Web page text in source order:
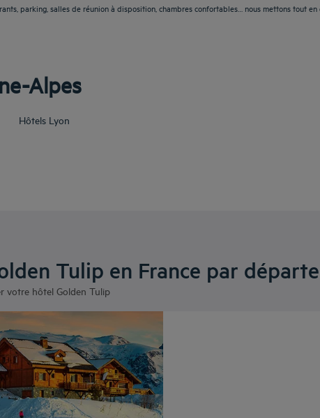
parking, salles de réunion à disposition, chambres confortables… nous mettons tout
Alpes
Hôtels Lyon
Tulip en France par
votre hôtel Golden Tulip